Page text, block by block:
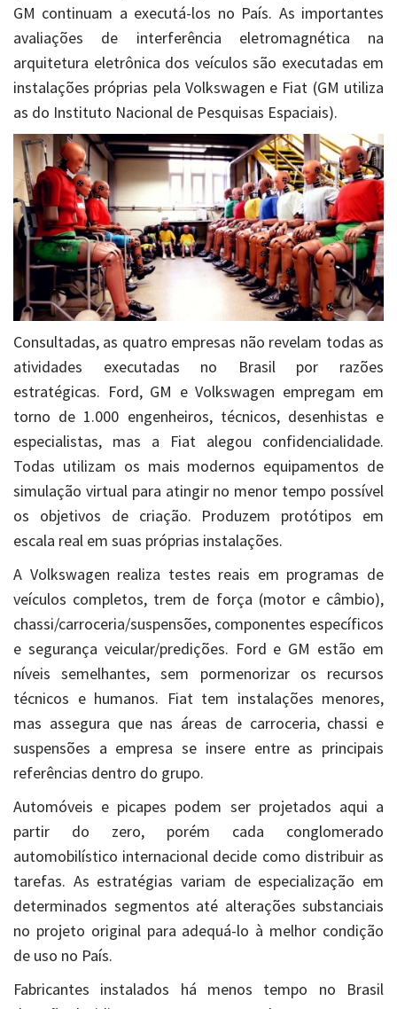
GM continuam a executá-los no País. As importantes
avaliações de interferência eletromagnética na
arquitetura eletrônica dos veículos são executadas em
instalações próprias pela Volkswagen e Fiat (GM utiliza
as do Instituto Nacional de Pesquisas Espaciais).
Consultadas, as quatro empresas não revelam todas as
atividades executadas no Brasil por razões
estratégicas. Ford, GM e Volkswagen empregam em
torno de 1.000 engenheiros, técnicos, desenhistas e
especialistas, mas a Fiat alegou confidencialidade.
Todas utilizam os mais modernos equipamentos de
simulação virtual para atingir no menor tempo possível
os objetivos de criação. Produzem protótipos em
escala real em suas próprias instalações.
A Volkswagen realiza testes reais em programas de
veículos completos, trem de força (motor e câmbio),
chassi/carroceria/suspensões, componentes específicos
e segurança veicular/predições. Ford e GM estão em
níveis semelhantes, sem pormenorizar os recursos
técnicos e humanos. Fiat tem instalações menores,
mas assegura que nas áreas de carroceria, chassi e
suspensões a empresa se insere entre as principais
referências dentro do grupo.
Automóveis e picapes podem ser projetados aqui a
partir do zero, porém cada conglomerado
automobilístico internacional decide como distribuir as
tarefas. As estratégias variam de especialização em
determinados segmentos até alterações substanciais
no projeto original para adequá-lo à melhor condição
de uso no País.
Fabricantes instalados há menos tempo no Brasil